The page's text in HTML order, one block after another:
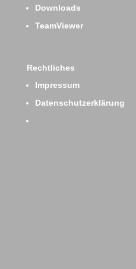
Downloads
TeamViewer
Rechtliches
Impressum
Datenschutzerklärung